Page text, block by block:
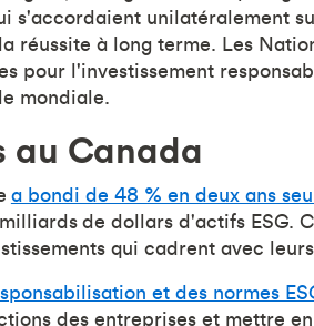
s'accordaient unilatéralement
réussite à long terme. Les
pour l'investissement
mondiale.
au Canada
a bondi de 48 % en deux ans
de dollars d'actifs ESG.
qui cadrent avec
et des normes
des entreprises et mettre